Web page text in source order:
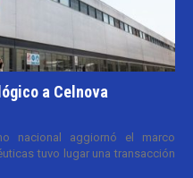
a Celnova
nacional aggiornó el marco
tuvo lugar una transacción